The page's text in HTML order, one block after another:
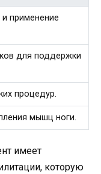
применение
для поддержки
процедур.
мышц ноги.
имеет
которую